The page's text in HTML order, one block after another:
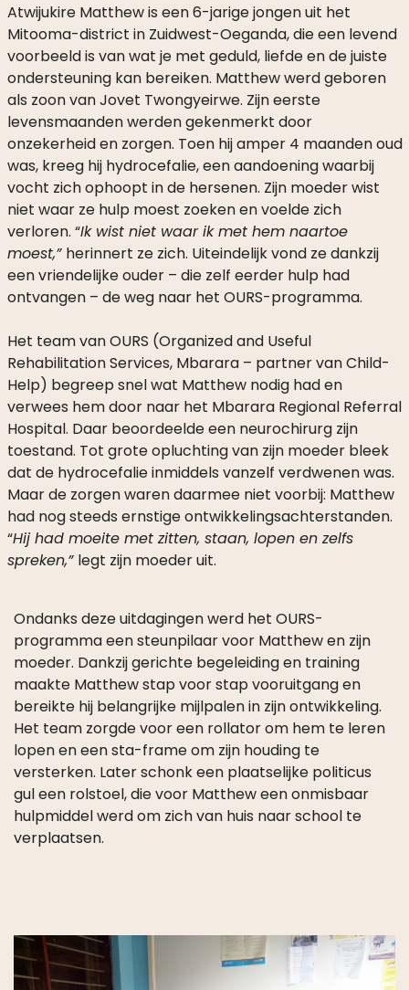
Atwijukire Matthew is een 6-jarige jongen uit het
Mitooma-district in Zuidwest-Oeganda, die een levend
voorbeeld is van wat je met geduld, liefde en de juiste
ondersteuning kan bereiken. Matthew werd geboren
als zoon van Jovet Twongyeirwe. Zijn eerste
levensmaanden werden gekenmerkt door
onzekerheid en zorgen. Toen hij amper 4 maanden oud
was, kreeg hij hydrocefalie, een aandoening waarbij
vocht zich ophoopt in de hersenen. Zijn moeder wist
niet waar ze hulp moest zoeken en voelde zich
verloren. “Ik wist niet waar ik met hem naartoe
moest,” herinnert ze zich. Uiteindelijk vond ze dankzij
een vriendelijke ouder – die zelf eerder hulp had
ontvangen – de weg naar het OURS-programma.
Het team van OURS (Organized and Useful
Rehabilitation Services, Mbarara – partner van Child-
Help) begreep snel wat Matthew nodig had en
verwees hem door naar het Mbarara Regional Referral
Hospital. Daar beoordeelde een neurochirurg zijn
toestand. Tot grote opluchting van zijn moeder bleek
dat de hydrocefalie inmiddels vanzelf verdwenen was.
Maar de zorgen waren daarmee niet voorbij: Matthew
had nog steeds ernstige ontwikkelingsachterstanden.
“Hij had moeite met zitten, staan, lopen en zelfs
spreken,” legt zijn moeder uit.
Ondanks deze uitdagingen werd het OURS-
programma een steunpilaar voor Matthew en zijn
moeder. Dankzij gerichte begeleiding en training
maakte Matthew stap voor stap vooruitgang en
bereikte hij belangrijke mijlpalen in zijn ontwikkeling.
Het team zorgde voor een rollator om hem te leren
lopen en een sta-frame om zijn houding te
versterken. Later schonk een plaatselijke politicus
gul een rolstoel, die voor Matthew een onmisbaar
hulpmiddel werd om zich van huis naar school te
verplaatsen.